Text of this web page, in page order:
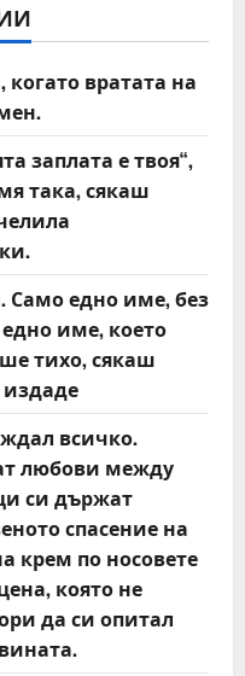
вратата на
заплата е твоя“,
така, сякаш
Само едно име, без
име, което
тихо, сякаш
всичко.
любови между
си държат
спасение на
крем по носовете
която не
да си опитал